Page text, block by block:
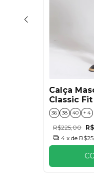
Calça
Classic
36 38 40 + 4
R$225,00
4 x de